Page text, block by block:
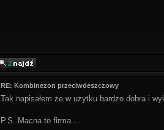
RE: Kombinezon przeciwdeszczowy
Tak napisałem że w użytku bardzo dobra i
P.S. Macna to firma....